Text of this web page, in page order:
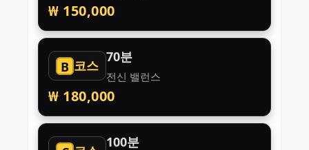
₩ 150,000
B 코스
70분
전신 밸런스
₩ 180,000
100분